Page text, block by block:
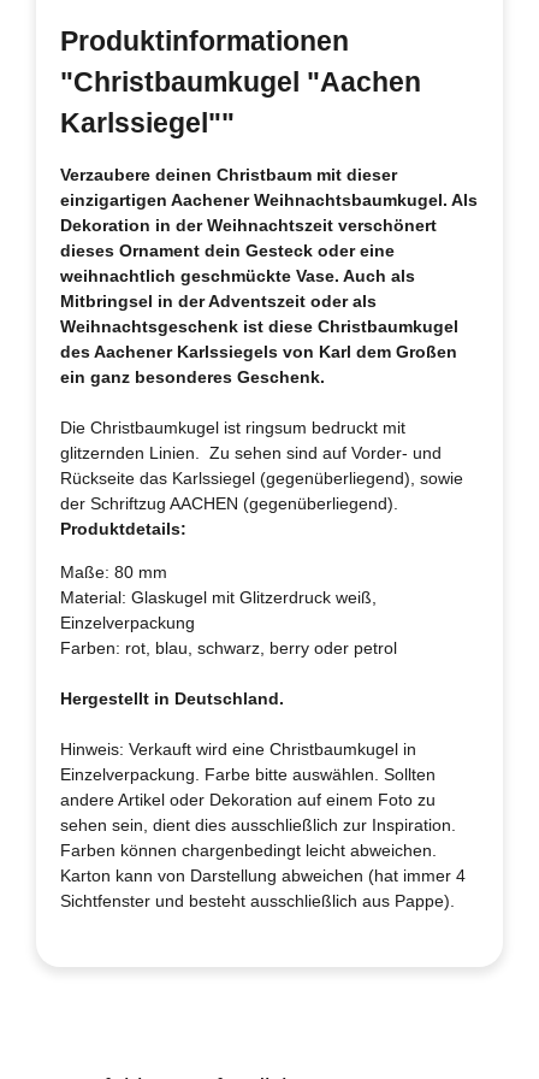
Produktinformationen
"Christbaumkugel "Aachen
Karlssiegel""
Verzaubere deinen Christbaum mit dieser
einzigartigen Aachener Weihnachtsbaumkugel. Als
Dekoration in der Weihnachtszeit verschönert
dieses Ornament dein Gesteck oder eine
weihnachtlich geschmückte Vase. Auch als
Mitbringsel in der Adventszeit oder als
Weihnachtsgeschenk ist diese Christbaumkugel
des Aachener Karlssiegels von Karl dem Großen
ein ganz besonderes Geschenk.
Die Christbaumkugel ist ringsum bedruckt mit
glitzernden Linien. Zu sehen sind auf Vorder- und
Rückseite das Karlssiegel (gegenüberliegend), sowie
der Schriftzug AACHEN (gegenüberliegend).
Produktdetails:
Maße: 80 mm
Material: Glaskugel mit Glitzerdruck weiß,
Einzelverpackung
Farben: rot, blau, schwarz, berry oder petrol
Hergestellt in Deutschland.
Hinweis: Verkauft wird eine Christbaumkugel in
Einzelverpackung. Farbe bitte auswählen. Sollten
andere Artikel oder Dekoration auf einem Foto zu
sehen sein, dient dies ausschließlich zur Inspiration.
Farben können chargenbedingt leicht abweichen.
Karton kann von Darstellung abweichen (hat immer 4
Sichtfenster und besteht ausschließlich aus Pappe).